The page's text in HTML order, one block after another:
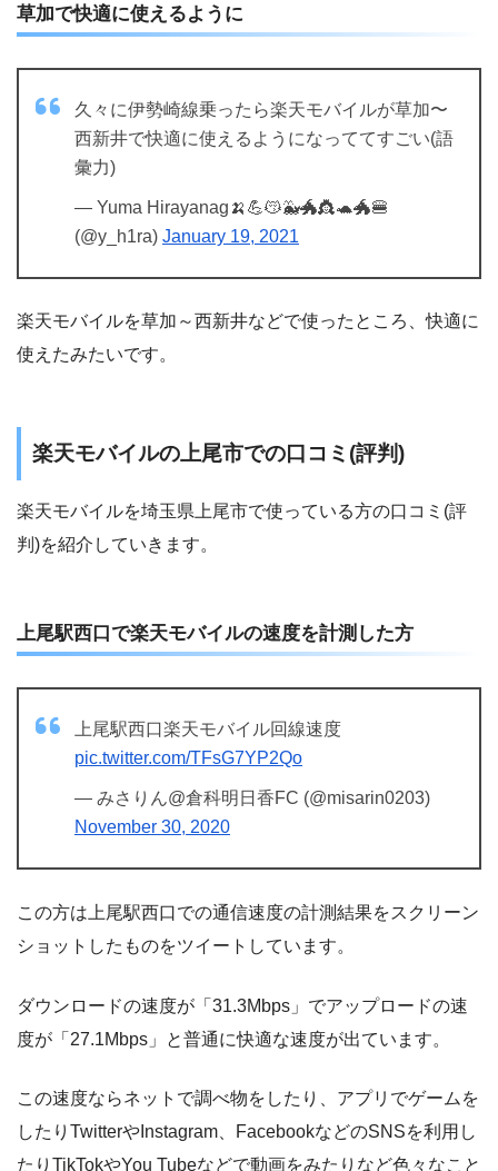
草加で快適に使えるように
久々に伊勢崎線乗ったら楽天モバイルが草加〜
西新井で快適に使えるようになっててすごい(語
彙力)
— Yuma Hirayanag🍌💪😽🐳🐲👸🐢🐲🍔
(@y_h1ra) January 19, 2021
楽天モバイルを草加～西新井などで使ったところ、快適に
使えたみたいです。
楽天モバイルの上尾市での口コミ(評判)
楽天モバイルを埼玉県上尾市で使っている方の口コミ(評
判)を紹介していきます。
上尾駅西口で楽天モバイルの速度を計測した方
上尾駅西口楽天モバイル回線速度
pic.twitter.com/TFsG7YP2Qo
— みさりん@倉科明日香FC (@misarin0203)
November 30, 2020
この方は上尾駅西口での通信速度の計測結果をスクリーン
ショットしたものをツイートしています。
ダウンロードの速度が「31.3Mbps」でアップロードの速
度が「27.1Mbps」と普通に快適な速度が出ています。
この速度ならネットで調べ物をしたり、アプリでゲームを
したりTwitterやInstagram、FacebookなどのSNSを利用し
たりTikTokやYou Tubeなどで動画をみたりなど色々なこと